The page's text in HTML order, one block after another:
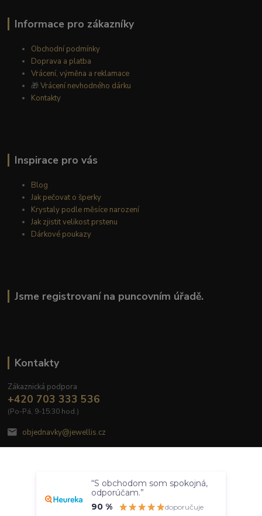
Informace pro zákazníky
Obchodní podmínky
Doprava a platba
Vrácení, výměna a reklamace
🎁Vrácení nevhodného dárku
Kontakty
Inspirace pro vás
Blog
Jak pečovat o šperky
Krystaly podle měsíce narození
Jak zjistit velikost prstenu
Dárkové poukazy
Jsme registrovaní na puncovním úřadě.
Kontakty
Zákaznická podpora
+420 703 333 536
(Po-Pá, 9-15:30 hod.)
objednavky@jewellis.cz
Nastavení Souhlasím
“S obchodom som spokojná,
odporúčam.”
90 %
doporučuje